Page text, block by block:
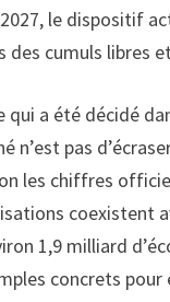
le dispositif
cumuls libres
qui a été décidé
n’est pas
les chiffres
coexistent
1,9 milliard
concrets